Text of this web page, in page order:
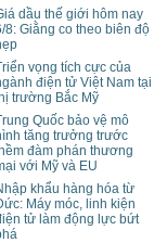
dầu thế giới hôm nay
8: Giằng co theo biên độ
vọng tích cực của
điện tử Việt Nam tại
trường Bắc Mỹ
Quốc bảo vệ mô
tăng trưởng trước
đàm phán thương
với Mỹ và EU
khẩu hàng hóa từ
Máy móc, linh kiện
tử làm động lực bứt